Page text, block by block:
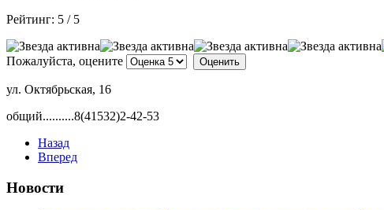
Рейтинг: 5 / 5
Пожалуйста, оцените
ул. Октябрьская, 16
общий..........8(41532)2-42-53
Назад
Вперед
Новости